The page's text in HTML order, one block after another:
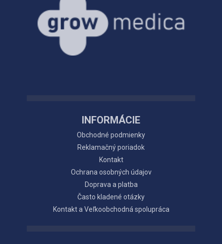
INFORMÁCIE
Obchodné podmienky
Reklamačný poriadok
Kontakt
Ochrana osobných údajov
Doprava a platba
Často kladené otázky
Kontakt a Veľkoobchodná spolupráca